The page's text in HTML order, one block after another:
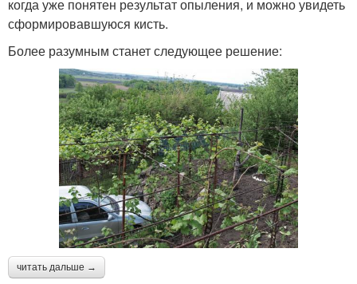
когда уже понятен результат опыления, и можно увидеть
сформировавшуюся кисть.
Более разумным станет следующее решение:
читать дальше →